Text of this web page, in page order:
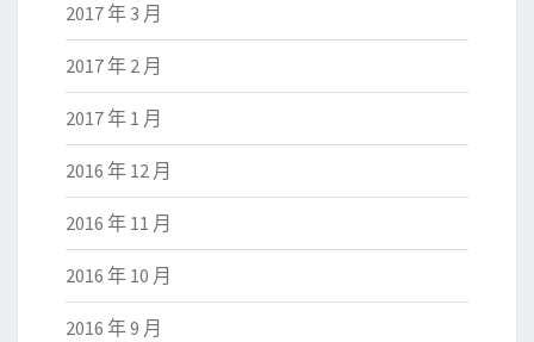
2017 年 3 月
2017 年 2 月
2017 年 1 月
2016 年 12 月
2016 年 11 月
2016 年 10 月
2016 年 9 月